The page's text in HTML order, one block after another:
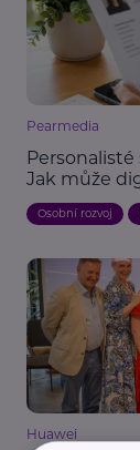
Pearmedia
Jak může
Osobní rozvoj
Huawei